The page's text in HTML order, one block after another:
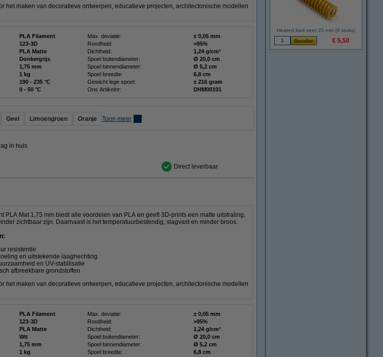
het maken van decoratieve ontwerpen, educatieve projecten, architectonische modellen
PLA Filament Max. deviatie:
± 0,05 mm
123-3D Rondheid:
>95%
PLA Matte Dichtheid:
1,24 g/cm³
Donkergrijs Spoel buitendiameter:
Ø 20,0 cm
1,75 mm Spoel binnendiameter:
Ø 5,2 cm
1 kg Spoel breedte:
6,8 cm
190 - 235 °C Gewicht lege spoel:
± 216 gram
0 - 50 °C Ons Artikelnr: DHM00101
Geel Limoengroen Oranje Toon meer
in huis
Direct leverbaar
PLA Mat 1,75 mm biedt alle voordelen van PLA en geeft 3D-prints een matte uitstraling,
zichtbaar zijn. Daarnaast is het temperatuurbestendig, slagvast en minder broos.
resistentie
en uitstekende laaghechting
en UV-stabilisatie
afbreekbare grondstoffen
het maken van decoratieve ontwerpen, educatieve projecten, architectonische modellen
PLA Filament Max. deviatie:
± 0,05 mm
123-3D Rondheid:
>95%
PLA Matte Dichtheid:
1,24 g/cm³
Wit Spoel buitendiameter:
Ø 20,0 cm
1,75 mm Spoel binnendiameter:
Ø 5,2 cm
1 kg Spoel breedte:
6,8 cm
Heated bed veer 25 mm (4 stuks)
€ 5,50